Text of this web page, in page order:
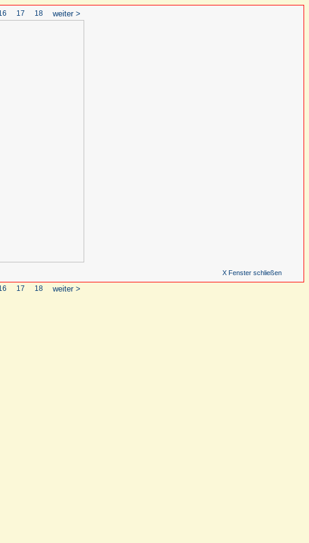
17 18 weiter >
X Fenster schließen
17 18 weiter >